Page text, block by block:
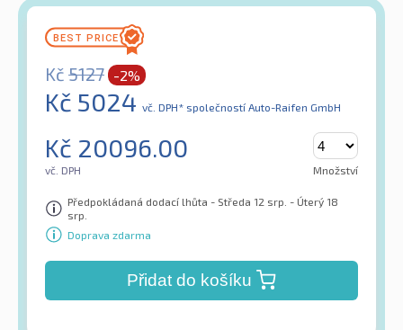
Kč 5127 -2%
Kč 5024 vč. DPH* společností Auto-Raifen GmbH
Kč 20096.00
vč. DPH Množství
Předpokládaná dodací lhůta - Středa 12 srp. - Úterý 18
srp.
Doprava zdarma
Přidat do košíku